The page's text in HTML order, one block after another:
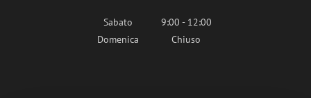
Sabato
9:00 - 12:00
Domenica
Chiuso